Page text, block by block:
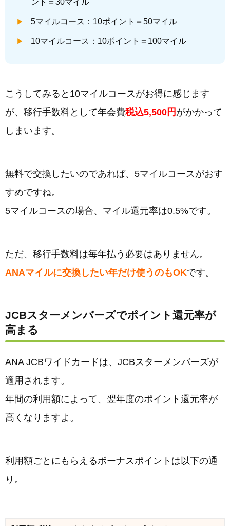
ント＝30マイル
5マイルコース：10ポイント＝50マイル
10マイルコース：10ポイント＝100マイル
こうしてみると10マイルコースがお得に感じます
が、移行手数料として年会費税込5,500円 がかかって
しまいます。
無料で交換したいのであれば、5マイルコースがおす
すめですね。
5マイルコースの場合、マイル還元率は0.5%です。
ただ、移行手数料は毎年払う必要はありません。
ANAマイルに交換したい年だけ使うのもOKです。
JCBスターメンバーズでポイント還元率が
高まる
ANA JCBワイドカードは、JCBスターメンバーズが
適用されます。
年間の利用額によって、翌年度のポイント還元率が
高くなりますよ。
利用額ごとにもらえるボーナスポイントは以下の通
り。